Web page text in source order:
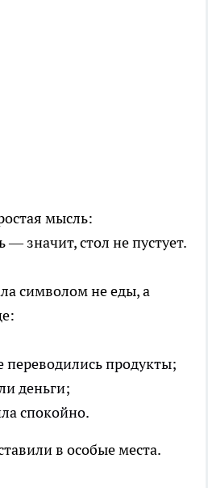
мысль:
— значит, стол не пустует.
символом не еды, а
переводились продукты;
деньги;
спокойно.
в особые места.